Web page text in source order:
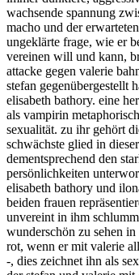
wachsende spannung
macho und der
ungeklärte frage, wie er
vereinen will und kann,
attacke gegen valerie
stefan gegenübergestellt
elisabeth bathory. eine
als vampirin
sexualität. zu ihr gehört
schwächste glied in
dementsprechend den
persönlichkeiten
elisabeth bathory und
beiden frauen
unvereint in ihm
wunderschön zu sehen
rot, wenn er mit valerie
-, dies zeichnet ihn als